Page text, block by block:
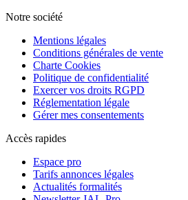
Notre société
Mentions légales
Conditions générales de vente
Charte Cookies
Politique de confidentialité
Exercer vos droits RGPD
Réglementation légale
Gérer mes consentements
Accès rapides
Espace pro
Tarifs annonces légales
Actualités formalités